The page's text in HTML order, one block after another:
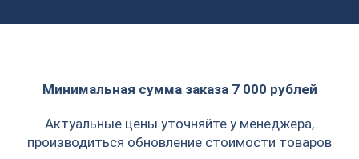
Минимальная сумма заказа 7 000 рублей
Актуальные цены уточняйте у менеджера,
производиться обновление стоимости товаров